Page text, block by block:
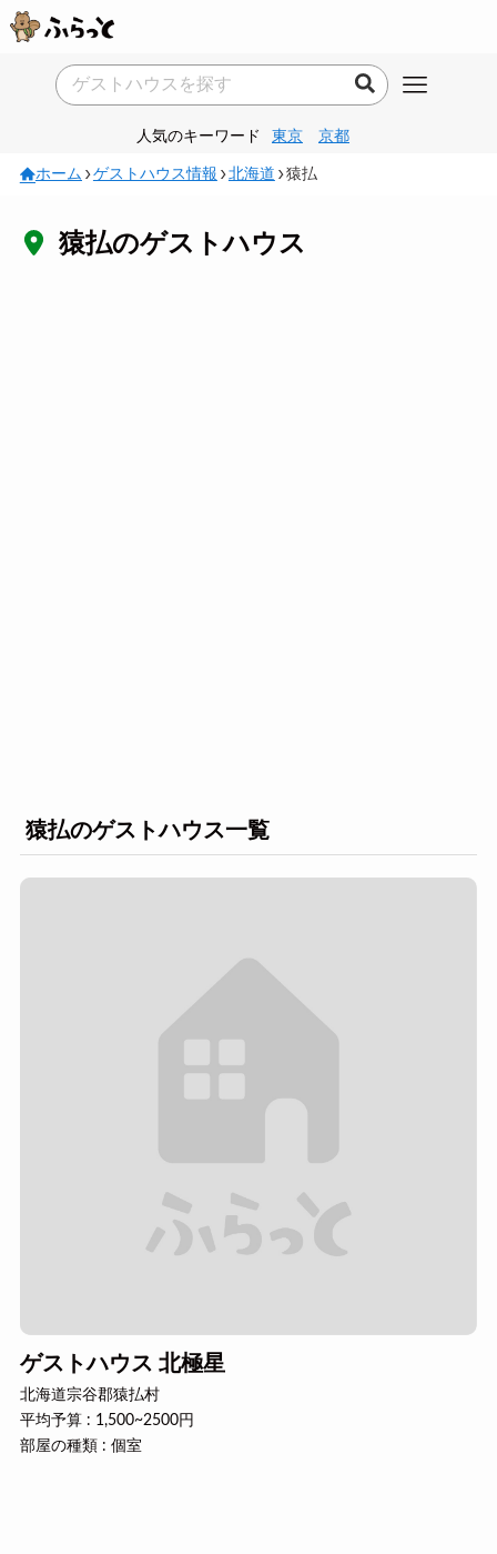
人気のキーワード 東京 京都
ホーム ゲストハウス情報 北海道 猿払
猿払のゲストハウス
猿払のゲストハウス一覧
ゲストハウス 北極星
北海道宗谷郡猿払村
平均予算 : 1,500~2500円
部屋の種類 : 個室